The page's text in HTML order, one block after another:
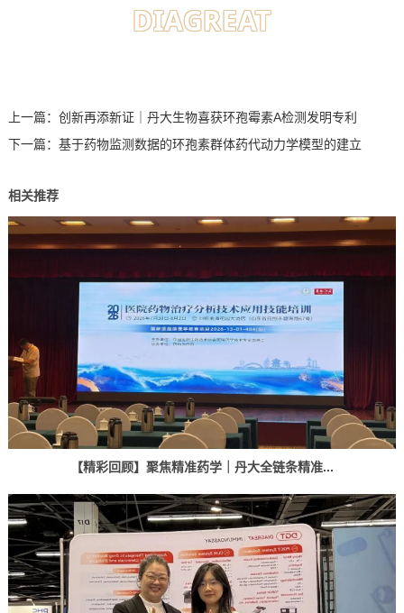
DIAGREAT
上一篇： 创新再添新证｜丹大生物喜获环孢霉素A检测发明专利
下一篇： 基于药物监测数据的环孢素群体药代动力学模型的建立
相关推荐
【精彩回顾】聚焦精准药学｜丹大全链条精准...